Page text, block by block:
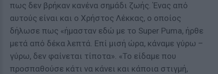
πως δεν βρήκαν κανένα σημάδι ζωής. Ένας από
αυτούς είναι και ο Χρήστος Λέκκας, ο οποίος
δήλωσε πως «ήμασταν εδώ με το Super Puma, ήρθε
μετά από δέκα λεπτά. Επί μισή ώρα, κάναμε γύρω –
γύρω, δεν φαίνεται τίποτα». «Το είδαμε που
προσπαθούσε κάτι να κάνει και κάποια στιγμή,